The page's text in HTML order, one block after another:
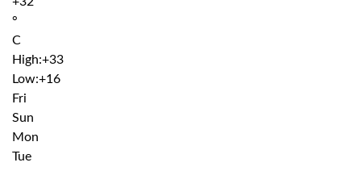
°
C
High:+33
Low:+16
Fri
Sun
Mon
Tue